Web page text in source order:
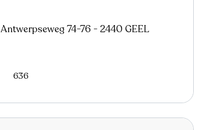
Antwerpseweg 74-76 - 2440 GEEL
636